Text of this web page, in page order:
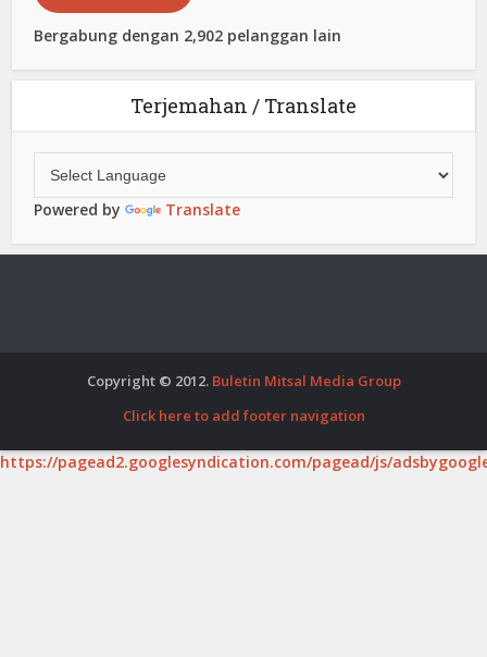
Bergabung dengan 2,902 pelanggan lain
Terjemahan / Translate
Powered by Translate
Copyright © 2012. Buletin Mitsal Media Group
Click here to add footer navigation
https://pagead2.googlesyndication.com/pagead/js/